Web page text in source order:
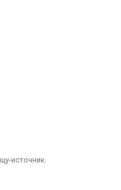
источник.